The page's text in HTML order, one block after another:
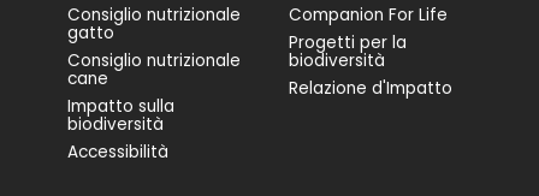
Consiglio nutrizionale
gatto
Consiglio nutrizionale
cane
Impatto sulla
biodiversità
Accessibilità
Companion For Life
Progetti per la
biodiversità
Relazione d'Impatto